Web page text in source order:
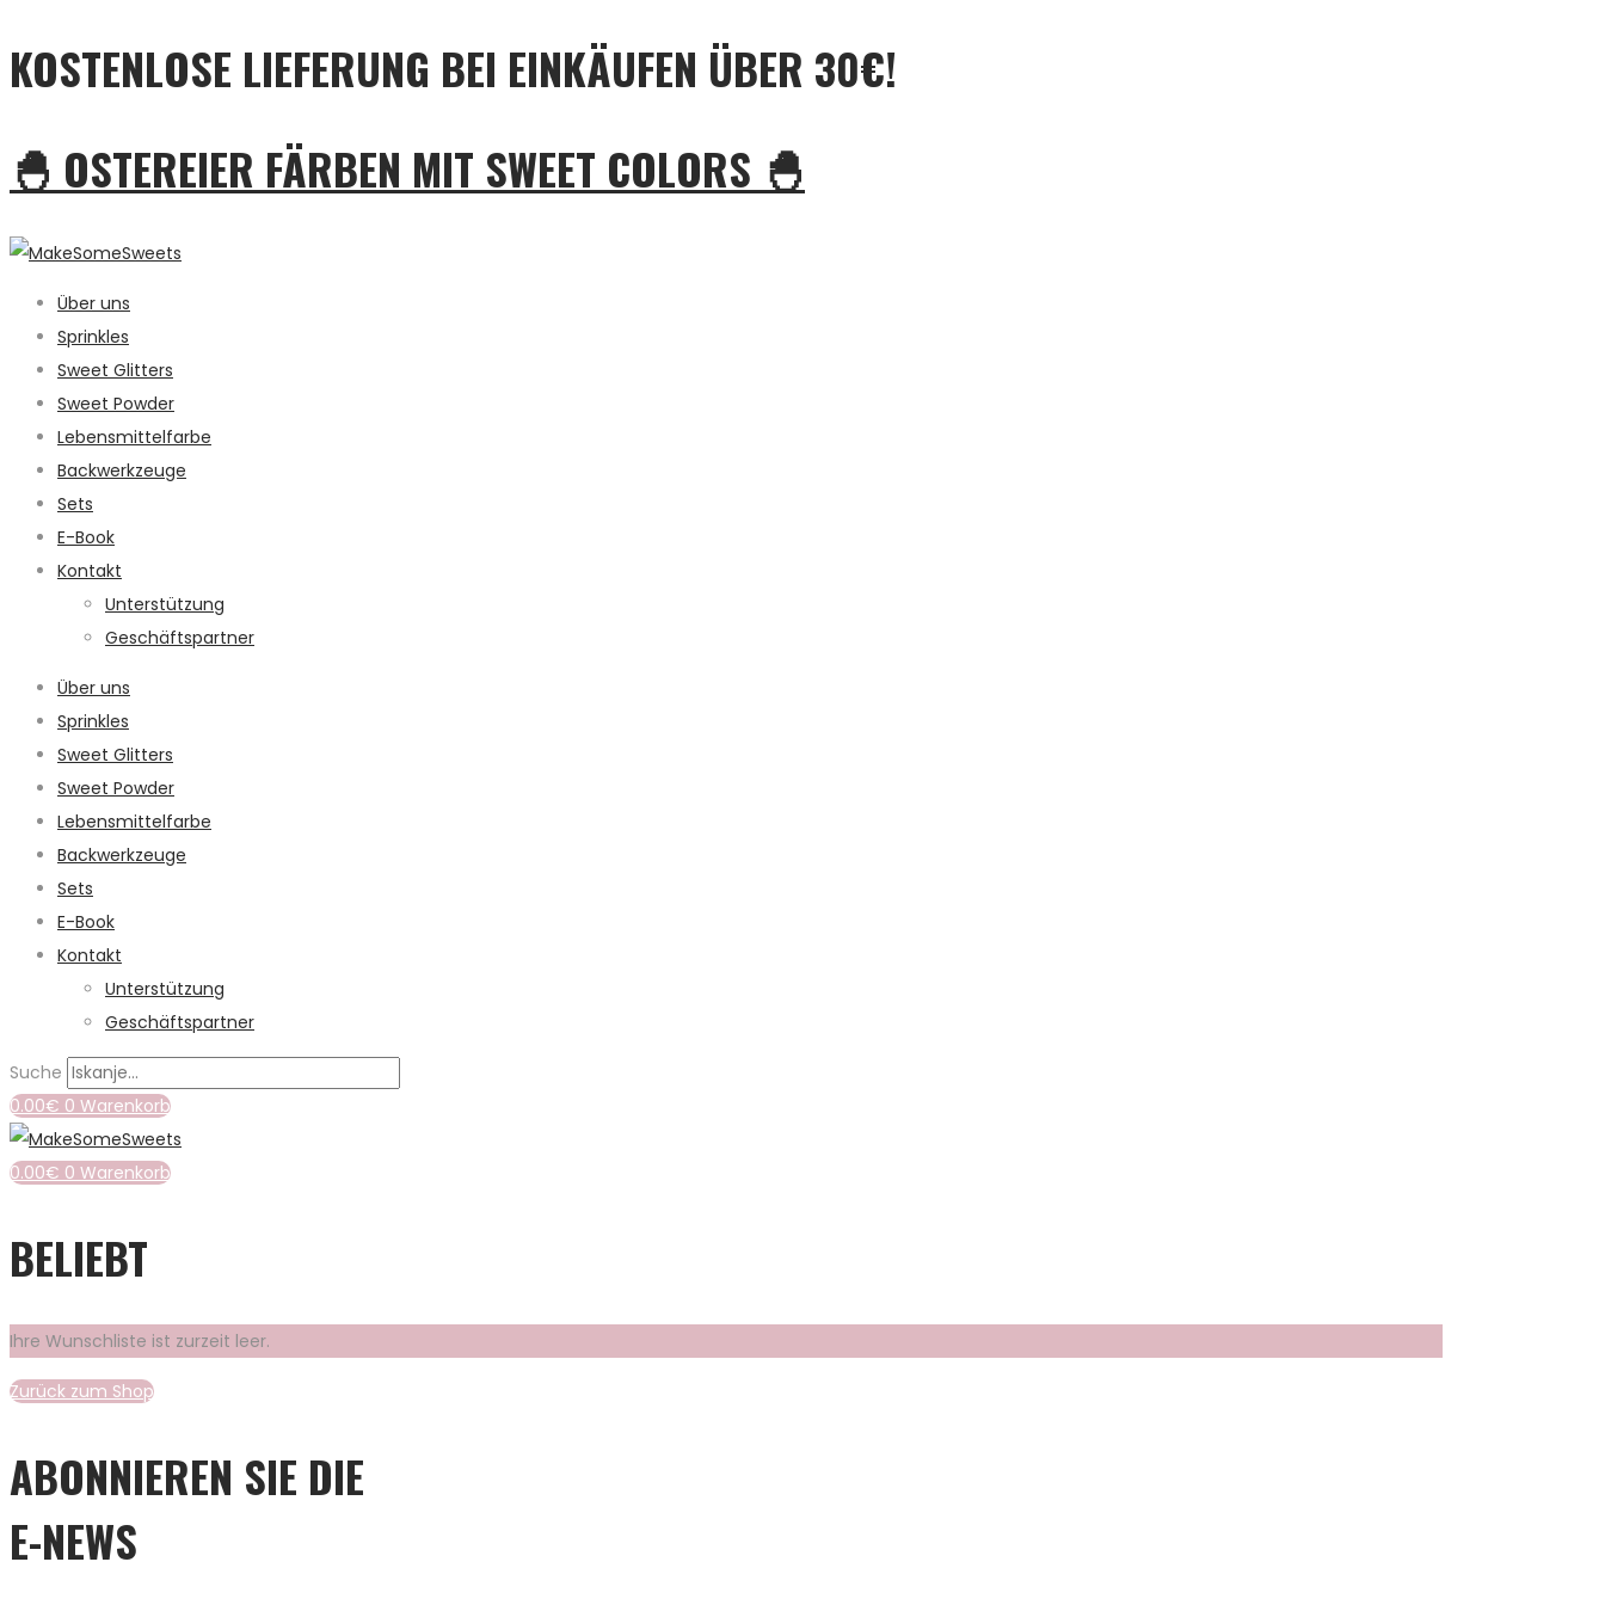
KOSTENLOSE LIEFERUNG BEI EINKÄUFEN ÜBER 30€!
🐣 OSTEREIER FÄRBEN MIT SWEET COLORS 🐣
Über uns
Sprinkles
Sweet Glitters
Sweet Powder
Lebensmittelfarbe
Backwerkzeuge
Sets
E-Book
Kontakt
Unterstützung
Geschäftspartner
Über uns
Sprinkles
Sweet Glitters
Sweet Powder
Lebensmittelfarbe
Backwerkzeuge
Sets
E-Book
Kontakt
Unterstützung
Geschäftspartner
Suche
0.00€ 0 Warenkorb
0.00€ 0 Warenkorb
BELIEBT
Ihre Wunschliste ist zurzeit leer.
Zurück zum Shop
ABONNIEREN SIE DIE
E-NEWS